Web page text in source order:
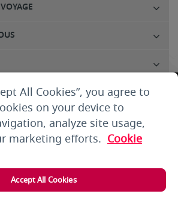
All Cookies”, you agree to
on your device to
analyze site usage,
marketing efforts. Cookie
Accept All Cookies